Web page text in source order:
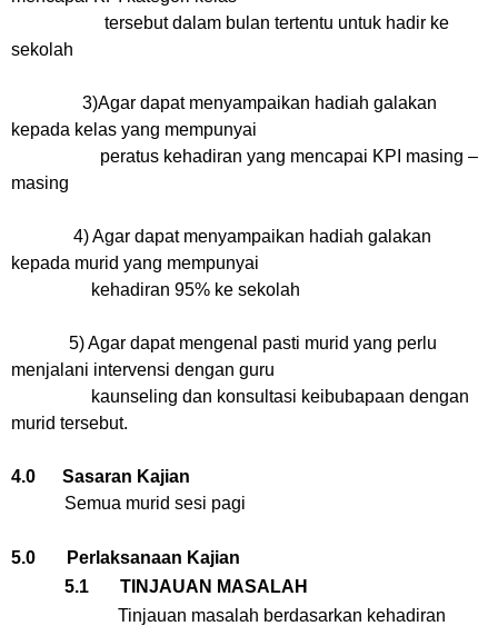
tersebut dalam bulan tertentu untuk hadir ke
sekolah
3)Agar dapat menyampaikan hadiah galakan
kepada kelas yang mempunyai
peratus kehadiran yang mencapai KPI masing –
masing
4) Agar dapat menyampaikan hadiah galakan
kepada murid yang mempunyai
kehadiran 95% ke sekolah
5) Agar dapat mengenal pasti murid yang perlu
menjalani intervensi dengan guru
kaunseling dan konsultasi keibubapaan dengan
murid tersebut.
4.0 Sasaran Kajian
Semua murid sesi pagi
5.0 Perlaksanaan Kajian
5.1 TINJAUAN MASALAH
Tinjauan masalah berdasarkan kehadiran